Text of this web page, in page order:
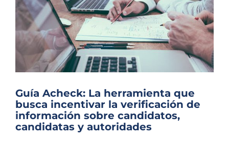
Guía Acheck: La herramienta que
busca incentivar la verificación de
información sobre candidatos,
candidatas y autoridades